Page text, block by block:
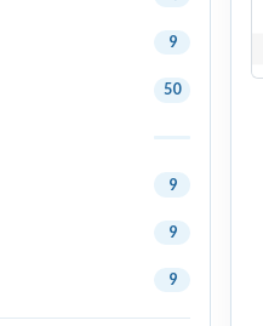
9
50
9
9
9